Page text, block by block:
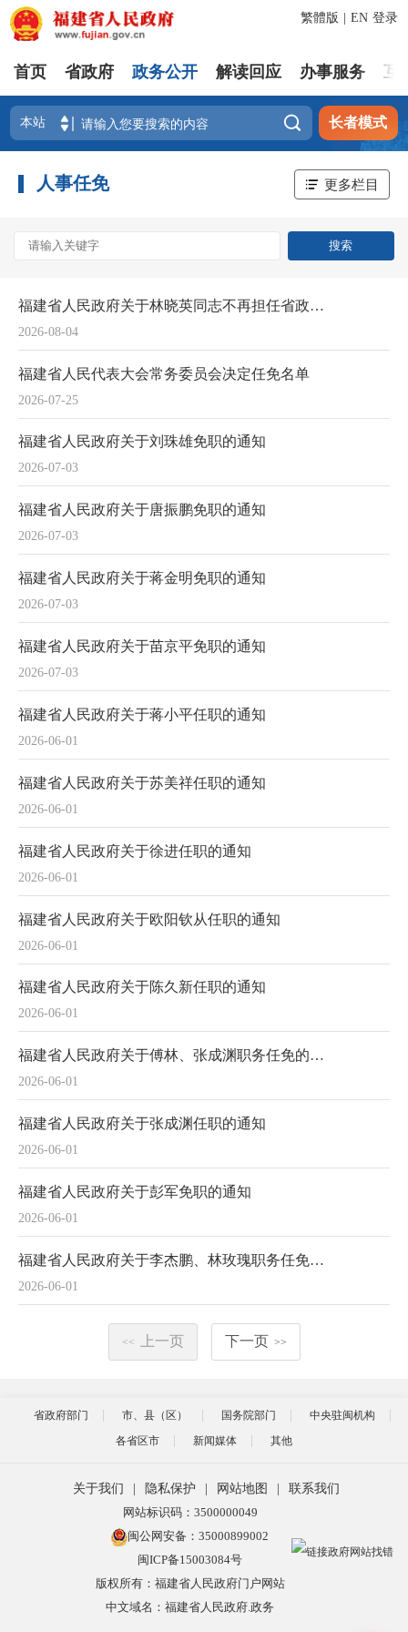
登录
繁體版 EN
首页 省政府 政务公开 解读回应 办事服务 互
 长者模式
人事任免 更多栏目
2026-08-04
福建省人民政府关于林晓英同志不再担任省政府参事的通知
2026-07-25
福建省人民代表大会常务委员会决定任免名单
2026-07-03
福建省人民政府关于刘珠雄免职的通知
2026-07-03
福建省人民政府关于唐振鹏免职的通知
2026-07-03
福建省人民政府关于蒋金明免职的通知
2026-07-03
福建省人民政府关于苗京平免职的通知
2026-06-01
福建省人民政府关于蒋小平任职的通知
2026-06-01
福建省人民政府关于苏美祥任职的通知
2026-06-01
福建省人民政府关于徐进任职的通知
2026-06-01
福建省人民政府关于欧阳钦从任职的通知
2026-06-01
福建省人民政府关于陈久新任职的通知
2026-06-01
福建省人民政府关于傅林、张成渊职务任免的通知
2026-06-01
福建省人民政府关于张成渊任职的通知
2026-06-01
福建省人民政府关于彭军免职的通知
2026-06-01
福建省人民政府关于李杰鹏、林玫瑰职务任免的通知
<< 上一页 下一页 >>
省政府部门 市、县（区） 国务院部门
中央驻闽机构
各省区市
新闻媒体 其他
关于我们 隐私保护 网站地图
联系我们
网站标识码：3500000049
闽公网安备：35000899002
闽ICP备15003084号
版权所有：福建省人民政府门户网站
中文域名：福建省人民政府.政务